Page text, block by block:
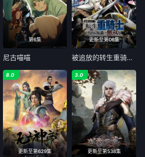
第6集
尼古喵喵
更新至第06集
被追放的转生重骑士用游戏知识开无双
更新至第629集
8.0
更新至第538集
3.0